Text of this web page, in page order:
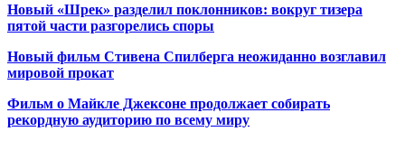
Новый «Шрек» разделил поклонников: вокруг тизера
пятой части разгорелись споры
Новый фильм Стивена Спилберга неожиданно возглавил
мировой прокат
Фильм о Майкле Джексоне продолжает собирать
рекордную аудиторию по всему миру